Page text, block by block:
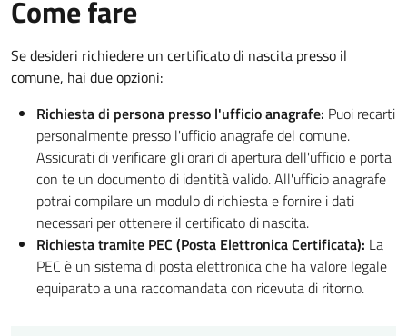
Come fare
Se desideri richiedere un certificato di nascita presso il
comune, hai due opzioni:
Richiesta di persona presso l'ufficio anagrafe: Puoi recarti
personalmente presso l'ufficio anagrafe del comune.
Assicurati di verificare gli orari di apertura dell'ufficio e porta
con te un documento di identità valido. All'ufficio anagrafe
potrai compilare un modulo di richiesta e fornire i dati
necessari per ottenere il certificato di nascita.
Richiesta tramite PEC (Posta Elettronica Certificata): La
PEC è un sistema di posta elettronica che ha valore legale
equiparato a una raccomandata con ricevuta di ritorno.